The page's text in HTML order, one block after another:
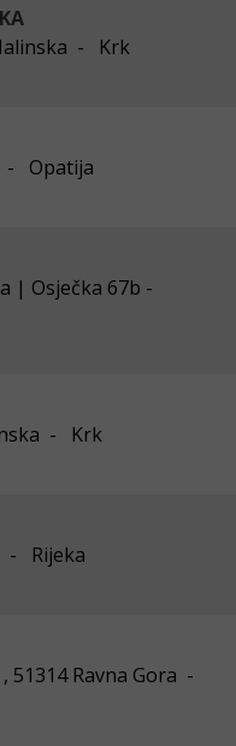
- Krk
- Opatija
| Osječka 67b -
- Krk
- Rijeka
51314 Ravna Gora -